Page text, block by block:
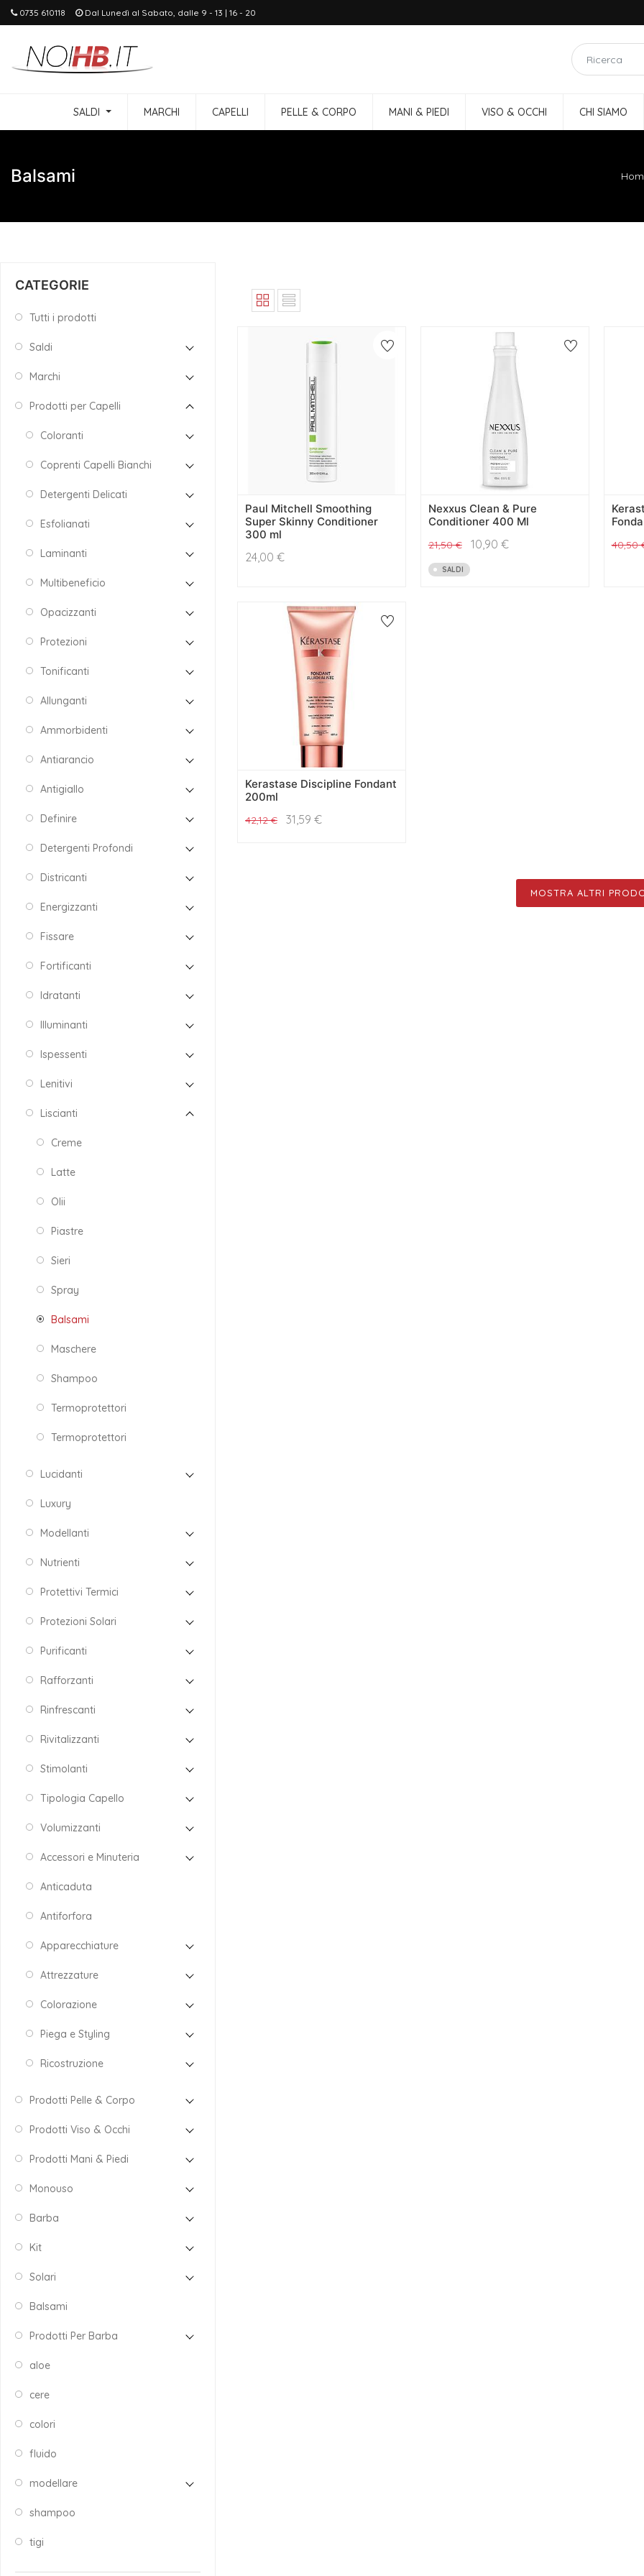
0735 610118 Dal Lunedì al Sabato, dalle 9 - 13 | 16 - 20
SALDI MARCHI CAPELLI PELLE & CORPO MANI & PIEDI VISO & OCCHI CHI SIAMO
Balsami
CATEGORIE
Tutti i prodotti
Saldi
Marchi
Prodotti per Capelli
Coloranti
Coprenti Capelli Bianchi
Detergenti Delicati
Esfolianati
Laminanti
Multibeneficio
Opacizzanti
Protezioni
Tonificanti
Allunganti
Ammorbidenti
Antiarancio
Antigiallo
Definire
Detergenti Profondi
Districanti
Energizzanti
Fissare
Fortificanti
Idratanti
Illuminanti
Ispessenti
Lenitivi
Liscianti
Creme
Latte
Olii
Piastre
Sieri
Spray
Balsami
Maschere
Shampoo
Termoprotettori
Termoprotettori
Lucidanti
Luxury
Modellanti
Nutrienti
Protettivi Termici
Protezioni Solari
Purificanti
Rafforzanti
Rinfrescanti
Rivitalizzanti
Stimolanti
Tipologia Capello
Volumizzanti
Accessori e Minuteria
Anticaduta
Antiforfora
Apparecchiature
Attrezzature
Colorazione
Piega e Styling
Ricostruzione
Prodotti Pelle & Corpo
Prodotti Viso & Occhi
Prodotti Mani & Piedi
Monouso
Barba
Kit
Solari
Balsami
Prodotti Per Barba
aloe
cere
colori
fluido
modellare
shampoo
tigi
Paul Mitchell Smoothing
Super Skinny Conditioner
300 ml
24,00 €
Nexxus Clean & Pure
Conditioner 400 Ml
21,50€ 10,90 €
SALDI
40,50
Kerastase Discipline Fondant
200ml
42,12€ 31,59 €
MOSTRA ALTRI